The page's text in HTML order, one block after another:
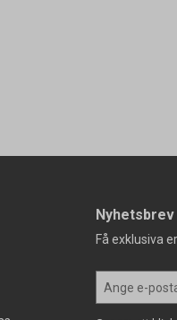
Nyhetsbrev
Få exklusiva